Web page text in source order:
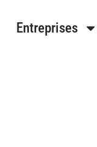
Entreprises